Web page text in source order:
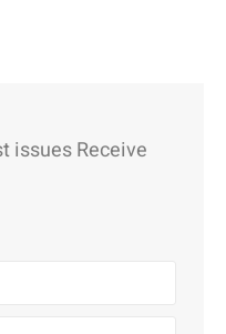
issues Receive